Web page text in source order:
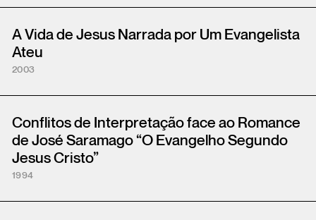
A Vida de Jesus Narrada por Um Evangelista
Ateu
2003
Conflitos de Interpretação face ao Romance
de José Saramago “O Evangelho Segundo
Jesus Cristo”
1994